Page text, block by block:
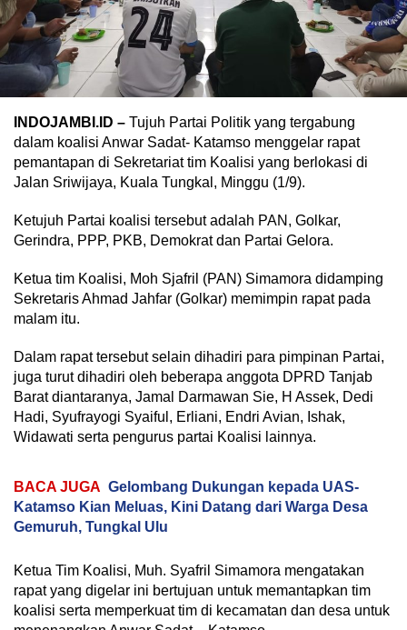
INDOJAMBI.ID – Tujuh Partai Politik yang tergabung
dalam koalisi Anwar Sadat- Katamso menggelar rapat
pemantapan di Sekretariat tim Koalisi yang berlokasi di
Jalan Sriwijaya, Kuala Tungkal, Minggu (1/9).
Ketujuh Partai koalisi tersebut adalah PAN, Golkar,
Gerindra, PPP, PKB, Demokrat dan Partai Gelora.
Ketua tim Koalisi, Moh Sjafril (PAN) Simamora didamping
Sekretaris Ahmad Jahfar (Golkar) memimpin rapat pada
malam itu.
Dalam rapat tersebut selain dihadiri para pimpinan Partai,
juga turut dihadiri oleh beberapa anggota DPRD Tanjab
Barat diantaranya, Jamal Darmawan Sie, H Assek, Dedi
Hadi, Syufrayogi Syaiful, Erliani, Endri Avian, Ishak,
Widawati serta pengurus partai Koalisi lainnya.
BACA JUGA Gelombang Dukungan kepada UAS-
Katamso Kian Meluas, Kini Datang dari Warga Desa
Gemuruh, Tungkal Ulu
Ketua Tim Koalisi, Muh. Syafril Simamora mengatakan
rapat yang digelar ini bertujuan untuk memantapkan tim
koalisi serta memperkuat tim di kecamatan dan desa untuk